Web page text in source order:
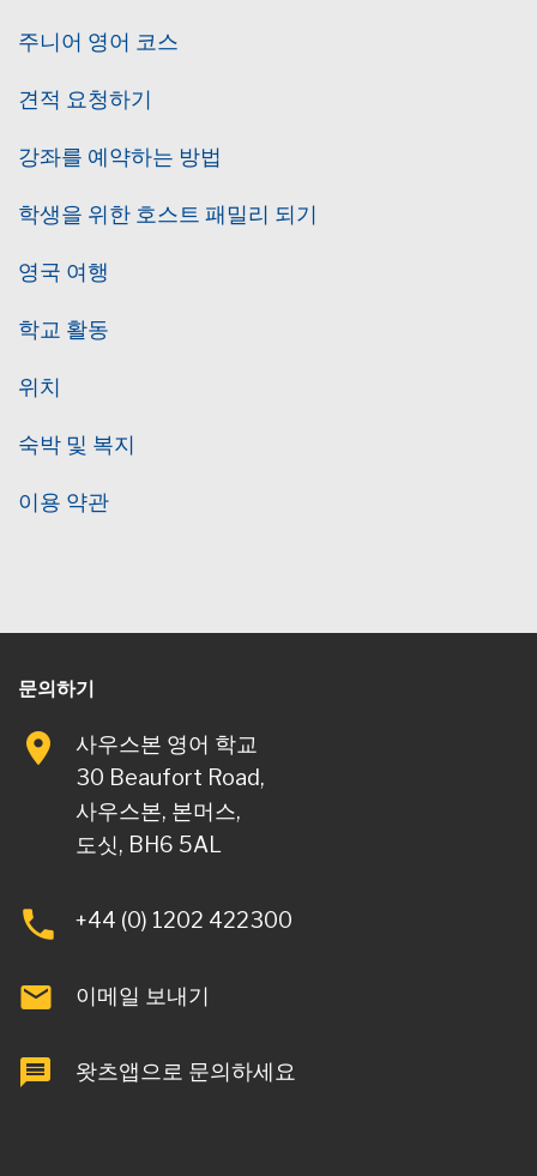
주니어 영어 코스
견적 요청하기
강좌를 예약하는 방법
학생을 위한 호스트 패밀리 되기
영국 여행
학교 활동
위치
숙박 및 복지
이용 약관
문의하기
사우스본 영어 학교
30 Beaufort Road,
사우스본, 본머스,
도싯, BH6 5AL
+44 (0) 1202 422300
이메일 보내기
왓츠앱으로 문의하세요